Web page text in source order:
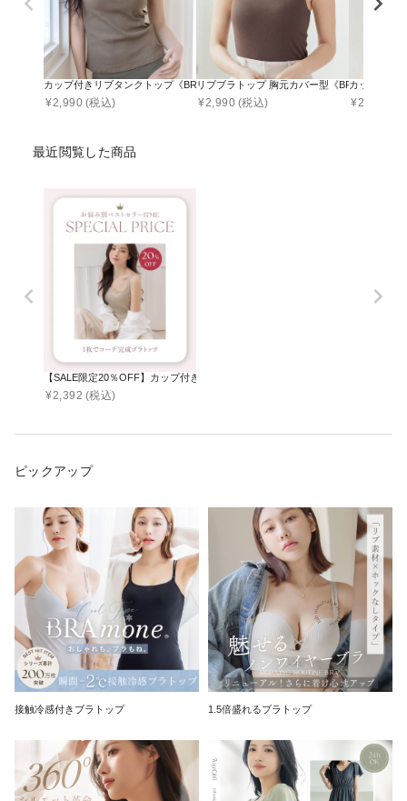
カップ付きリブタンクトップ《BRAmone Basic Volume+》
¥2,990 (税込)
リブブラトップ 胸元カバー型《BRAmone
¥2,990 (税込)
カップ付き
¥2,990
最近閲覧した商品
【SALE限定20％OFF】カップ付きリブタンクトップ スクエアネック型《
¥2,392 (税込)
ピックアップ
接触冷感付きブラトップ 1.5倍盛れるブラトップ